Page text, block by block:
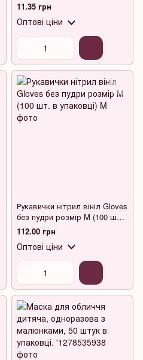
11.35 грн
Оптові ціни
Рукавички нітрил вініл Gloves
без пудри розмір M (100 шт.
в упаковці)
112.00 грн
Оптові ціни